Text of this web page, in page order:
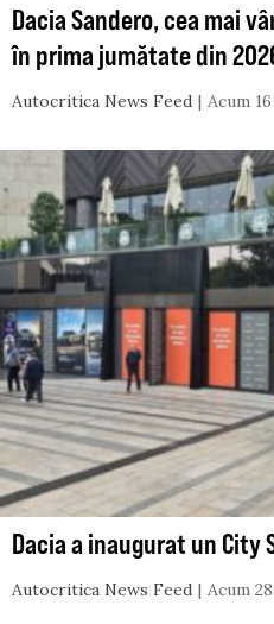
Dacia Sandero, cea mai
în prima jumătate din
Autocritica News Feed Acum
Dacia a inaugurat un City
Autocritica News Feed Acum